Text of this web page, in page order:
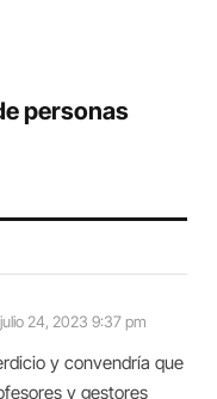
personas
julio 24, 2023 9:37 pm
y convendría que
y gestores